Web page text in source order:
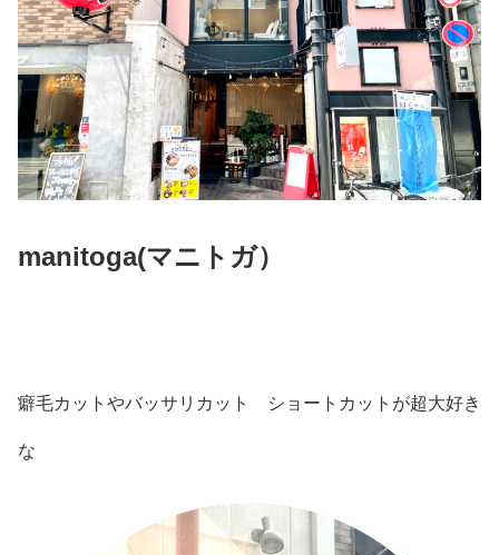
manitoga(マニトガ）
癖毛カットやバッサリカット ショートカットが超大好き
な